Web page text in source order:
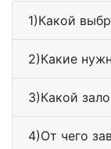
1)Какой
2)Какие
3)Какой
4)От чего